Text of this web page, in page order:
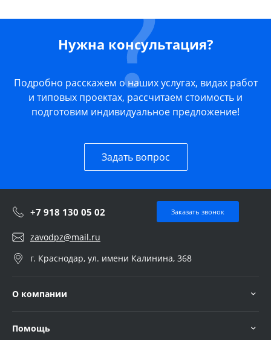
Нужна консультация?
Подробно расскажем о наших услугах, видах работ
и типовых проектах, рассчитаем стоимость и
подготовим индивидуальное предложение!
Задать вопрос
+7 918 130 05 02 Заказать звонок
zavodpz@mail.ru
г. Краснодар, ул. имени Калинина, 368
О компании
Помощь